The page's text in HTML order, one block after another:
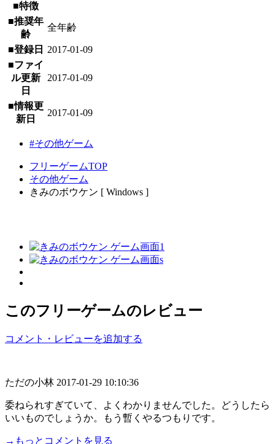
■特徴
■推奨年
齢
全年齢
■登録日
2017-01-09
■ファイ
ル更新
日
2017-01-09
■情報更
新日
2017-01-09
#その他ゲーム
フリーゲームTOP
その他ゲーム
きみのボウケン [ Windows ]
このフリーゲームのレビュー
コメント・レビューを追加する
ただの小林 2017-01-29 10:10:36
委ねられすぎていて、よくわかりませんでした。どうしたら
いいものでしょうか。もう暫くやるつもりです。
→もっとコメントを見る